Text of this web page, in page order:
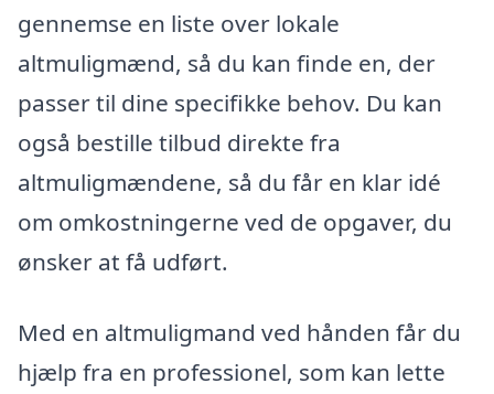
gennemse en liste over lokale
altmuligmænd, så du kan finde en, der
passer til dine specifikke behov. Du kan
også bestille tilbud direkte fra
altmuligmændene, så du får en klar idé
om omkostningerne ved de opgaver, du
ønsker at få udført.
Med en altmuligmand ved hånden får du
hjælp fra en professionel, som kan lette